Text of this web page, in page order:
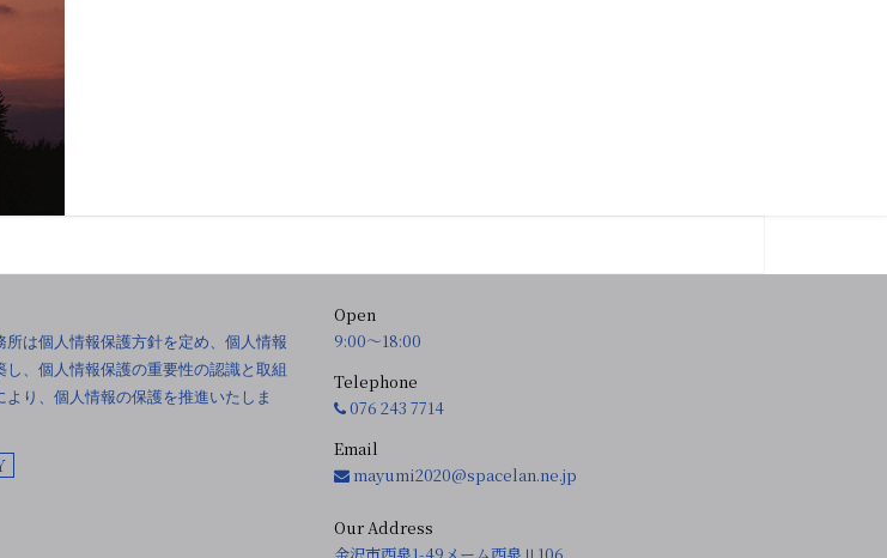
所は個人情報保護方針を定め、個人情報
し、個人情報保護の重要性の認識と取組
より、個人情報の保護を推進いたしま
Open
9:00〜18:00
Telephone
076 243 7714
Email
mayumi2020@spacelan.ne.jp
Our Address